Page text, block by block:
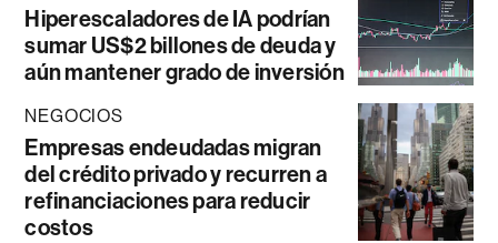
Hiperescaladores de IA podrían
sumar US$2 billones de deuda y
aún mantener grado de inversión
NEGOCIOS
Empresas endeudadas migran
del crédito privado y recurren a
refinanciaciones para reducir
costos